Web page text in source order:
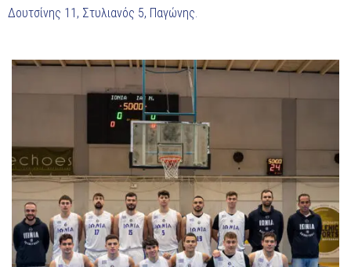
Δουτσίνης 11, Στυλιανός 5, Παγώνης.